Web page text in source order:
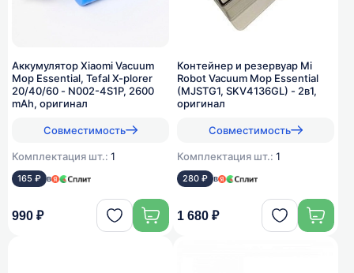
Аккумулятор Xiaomi Vacuum
Mop Essential, Tefal X-plorer
20/40/60 - N002-4S1P, 2600
mAh, оригинал
Совместимость
Комплектация шт.: 1
165 ₽ в
990 ₽
Контейнер и резервуар Mi
Robot Vacuum Mop Essential
(MJSTG1, SKV4136GL) - 2в1,
оригинал
Совместимость
Комплектация шт.: 1
280 ₽ в
1 680 ₽